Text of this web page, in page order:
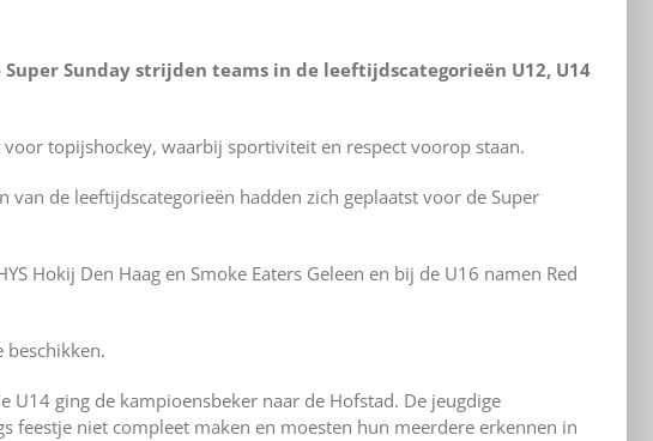
Sunday strijden teams in de leeftijdscategorieën U12, U14
topijshockey, waarbij sportiviteit en respect voorop staan.
de leeftijdscategorieën hadden zich geplaatst voor de Super
Hokij Den Haag en Smoke Eaters Geleen en bij de U16 namen Red
ging de kampioensbeker naar de Hofstad. De jeugdige
feestje niet compleet maken en moesten hun meerdere erkennen in